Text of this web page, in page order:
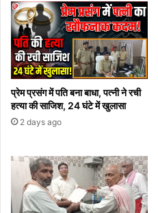
प्रेम प्रसंग में पति बना बाधा, पत्नी ने रची
हत्या की साजिश, 24 घंटे में खुलासा
2 days ago